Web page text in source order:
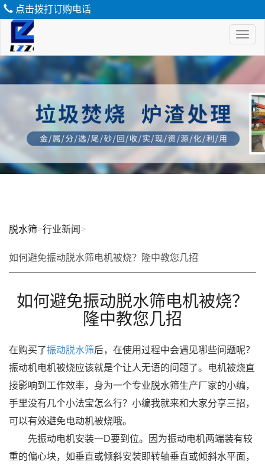
点击拨打订购电话
脱
水
脱水筛>行业新闻 >
如何避免振动脱水筛电机被烧？隆中教您几招
如何避免振动脱水筛电机被烧？
隆中教您几招
在购买了振动脱水筛后，在使用过程中会遇见哪些问题呢？
振动机电机被烧应该就是个让人无语的问题了。电机被烧直
接影响到工作效率，身为一个专业脱水筛生产厂家的小编，
手里没有几个小法宝怎么行？小编我就来和大家分享三招，
可以有效避免电动机被烧哦。
先振动电机安装一D要到位。因为振动电机两端装有较
重的偏心块，如垂直或倾斜安装即转轴垂直或倾斜水平面，